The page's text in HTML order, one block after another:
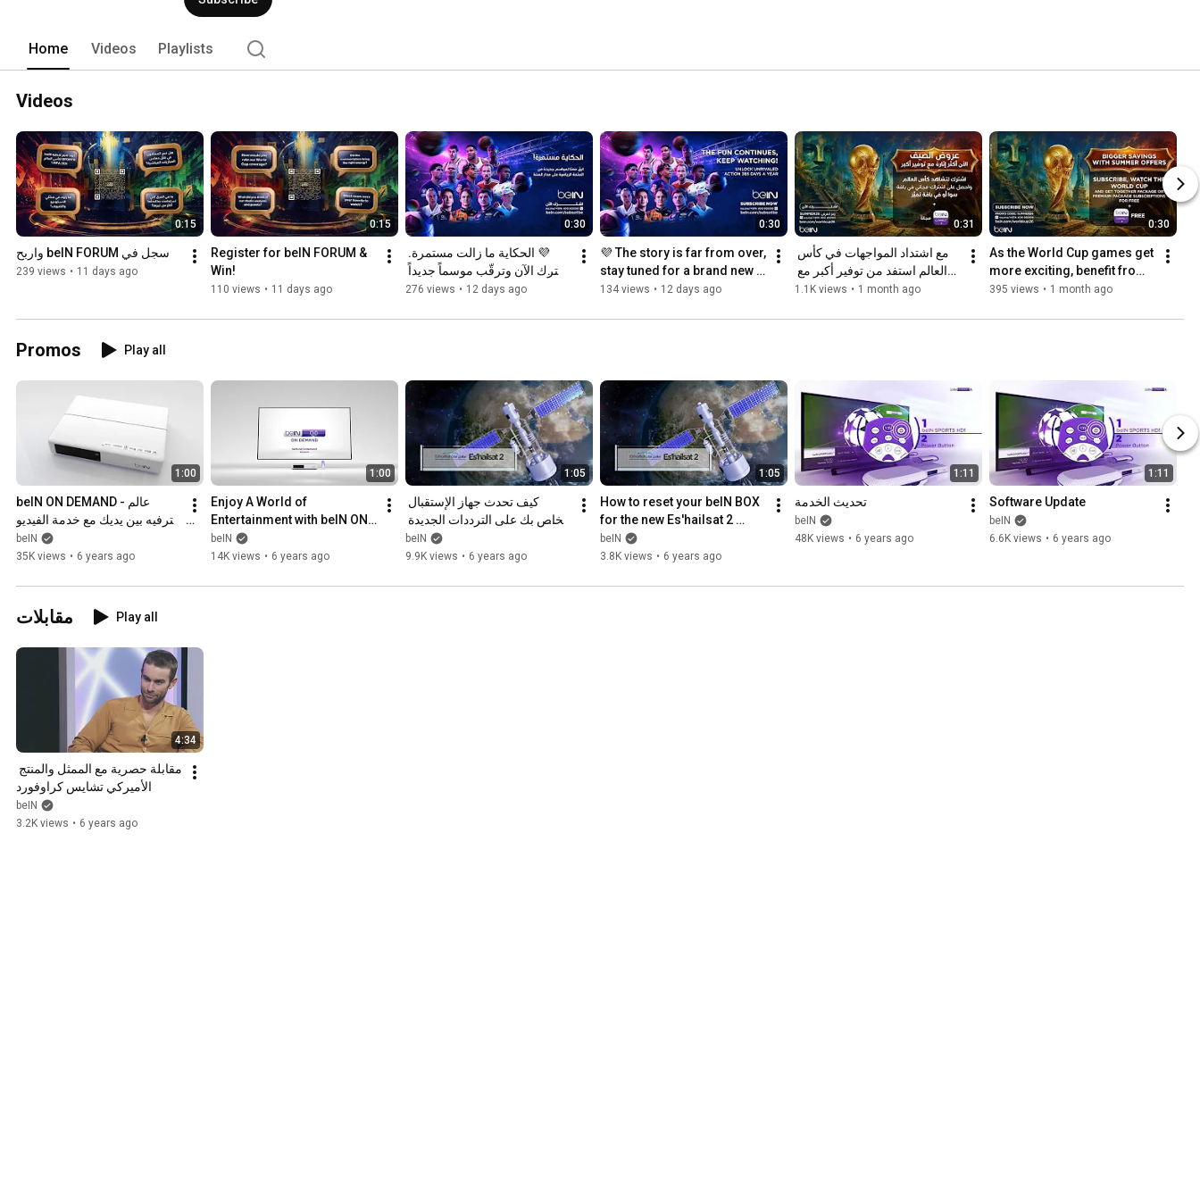
Home Videos Playlists
Videos
0:15
سجل في beIN FORUM واربح
239 views • 11 days ago
0:15
Register for beIN FORUM &
Win!
110 views • 11 days ago
0:30
واستثنائياً من المتعة الرياضية
276 views • 12 days ago
0:30
💜 The story is far from over,
stay tuned for a brand new
season of epic sports
134 views • 12 days ago
0:31
عروض الصيف
1.1K views • 1 month ago
0:30
As the World Cup games get
more exciting, benefit from
bigger savings on Summer
395 views • 1 month ago
Promos Play all
1:00
beIN ON DEMAND - عالم
الترفيه بين يديك مع خدمة الفيديو
حسب الطلب
beIN
35K views • 6 years ago
1:00
Enjoy A World of
Entertainment with beIN ON
DEMAND !
beIN
14K views • 6 years ago
1:05
لقمر سهيل سات 2
beIN
9.9K views • 6 years ago
1:05
How to reset your beIN BOX
for the new Es'hailsat 2
frequency
beIN
3.8K views • 6 years ago
1:11
تحديث الخدمة
beIN
48K views • 6 years ago
1:11
Software Update
beIN
6.6K views • 6 years ago
مقابلات Play all
4:34
الأميركي تشايس كراوفورد
beIN
3.2K views • 6 years ago